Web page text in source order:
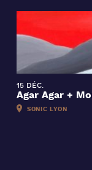
15 DÉC.
Agar Agar +
SONIC LYON